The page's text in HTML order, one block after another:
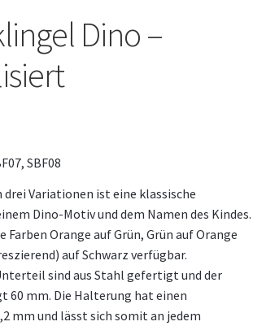
Dino –
SBF08
drei Variationen ist eine klassische
Dino-Motiv und dem Namen des Kindes.
Farben Orange auf Grün, Grün auf Orange
auf Schwarz verfügbar.
sind aus Stahl gefertigt und der
60 mm. Die Halterung hat einen
mm und lässt sich somit an jedem